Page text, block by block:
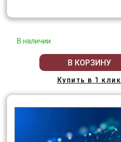
В наличии
В КОРЗИНУ
Купить в 1 клик